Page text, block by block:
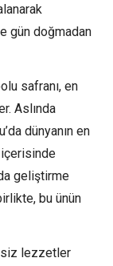
gün doğmadan
safranı, en
Aslında
dünyanın en
geliştirme
bu ünün
lezzetler